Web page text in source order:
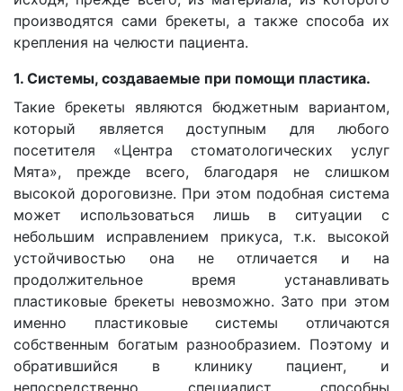
производятся сами брекеты, а также способа их
крепления на челюсти пациента.
1. Системы, создаваемые при помощи пластика.
Такие брекеты являются бюджетным вариантом,
который является доступным для любого
посетителя «Центра стоматологических услуг
Мята», прежде всего, благодаря не слишком
высокой дороговизне. При этом подобная система
может использоваться лишь в ситуации с
небольшим исправлением прикуса, т.к. высокой
устойчивостью она не отличается и на
продолжительное время устанавливать
пластиковые брекеты невозможно. Зато при этом
именно пластиковые системы отличаются
собственным богатым разнообразием. Поэтому и
обратившийся в клинику пациент, и
непосредственно специалист способны